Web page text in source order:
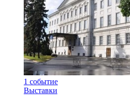
1 событие
Выставки